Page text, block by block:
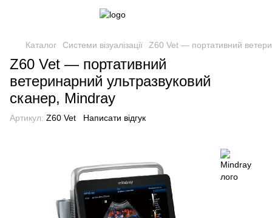
Каталог Системи візуалізації Z60 Vet — портативний
Z60 Vet — портативний
ветеринарний ультразвуковий
сканер, Mindray
Артикул: Z60 Vet Написати відгук